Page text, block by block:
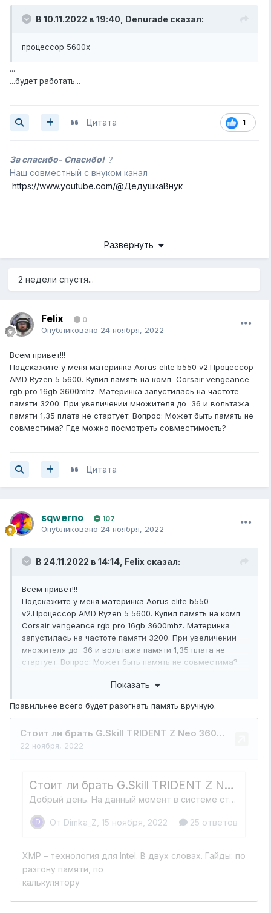
В 10.11.2022 в 19:40, Denurade сказал:
процессор 5600x
...
...будет работать...
1
Цитата
За спасибо- Спасибо! ?
Наш совместный с внуком канал
https://www.youtube.com/@ДедушкаВнук
Развернуть
2 недели спустя...
Felix 0
Опубликовано 24 ноября, 2022
Всем привет!!!
Подскажите у меня материнка Aorus elite b550 v2.Процессор
AMD Ryzen 5 5600. Купил память на комп Corsair vengeance
rgb pro 16gb 3600mhz. Материнка запустилась на частоте
памяти 3200. При увеличении множителя до 36 и вольтажа
памяти 1,35 плата не стартует. Вопрос: Может быть память не
совместима? Где можно посмотреть совместимость?
Цитата
sqwerno 107
Опубликовано 24 ноября, 2022
В 24.11.2022 в 14:14, Felix сказал:
Всем привет!!!
Подскажите у меня материнка Aorus elite b550
v2.Процессор AMD Ryzen 5 5600. Купил память на комп
Corsair vengeance rgb pro 16gb 3600mhz. Материнка
запустилась на частоте памяти 3200. При увеличении
множителя до 36 и вольтажа памяти 1,35 плата не
стартует. Вопрос: Может быть память не совместима?
Показать
Правильнее всего будет разогнать память вручную.